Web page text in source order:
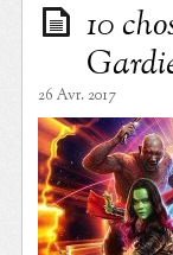
10
26 Avr. 2017